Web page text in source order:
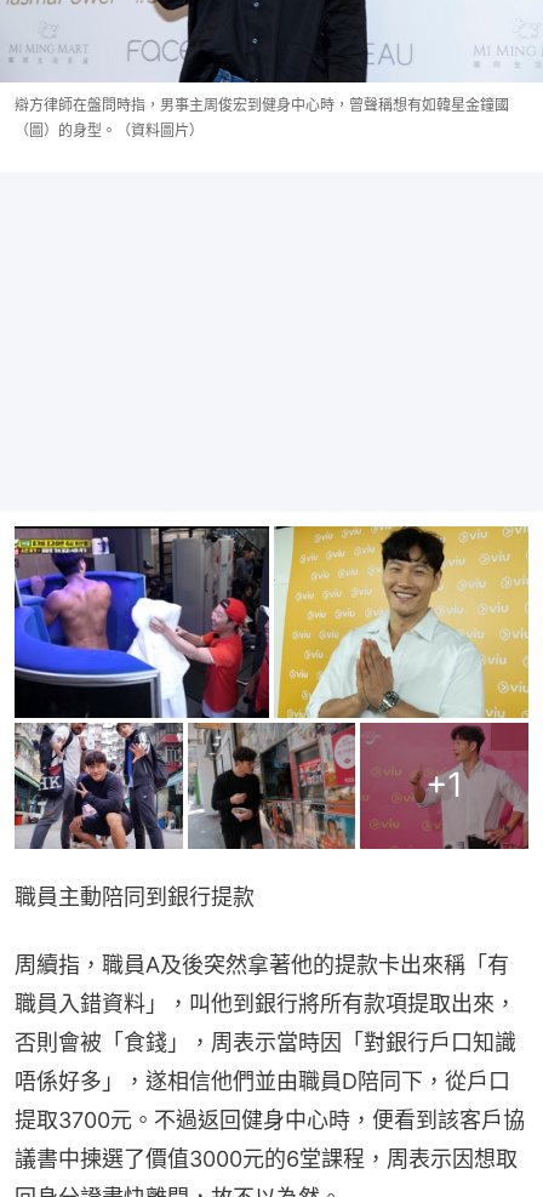
辯方律師在盤問時指，男事主周俊宏到健身中心時，曾聲稱想有如韓星金鐘國
（圖）的身型。（資料圖片）
+1
職員主動陪同到銀行提款
周續指，職員A及後突然拿著他的提款卡出來稱「有
職員入錯資料」，叫他到銀行將所有款項提取出來，
否則會被「食錢」，周表示當時因「對銀行戶口知識
唔係好多」，遂相信他們並由職員D陪同下，從戶口
提取3700元。不過返回健身中心時，便看到該客戶協
議書中揀選了價值3000元的6堂課程，周表示因想取